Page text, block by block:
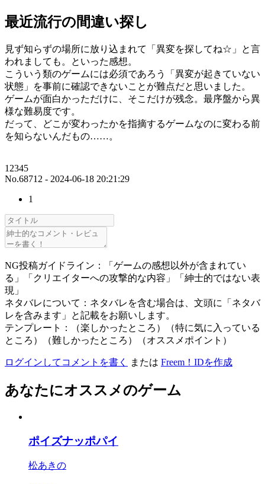
最近流行の間違い探し
見ず知らずの場所に放り込まれて「異変を探してね☆」と言
われましても。といった感想。
こういう類のゲームには必須であろう「異変が起きていない
状態」を事前に確認できないことが難点だと思いました。
ゲームが面白かっただけに、そこだけが残念。最序盤から異
様な難易度です。
だって、どこが変わったかを指摘するゲームなのに変わる前
を知らないんだもの……。
12345
No.68712 - 2024-06-18 20:21:29
1
NG投稿ガイドライン：「ゲームの感想以外が含まれてい
る」「クリエイターへの攻撃的な内容」「紳士的ではない表
現」
ネタバレについて：ネタバレを含む場合は、文頭に「ネタバ
レを含みます」と記載をお願いします。
テンプレート：（楽しかったところ）（特に気に入っている
ところ）（難しかったところ）（オススメポイント）
ログインしてコメントを書く または Freem！IDを作成
あなたにオススメのゲーム
ポイズナッポパイ
松あきの